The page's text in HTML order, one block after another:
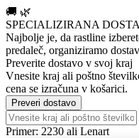
🚚 🌿
SPECIALIZIRANA
Najbolje je, da rastline
predaleč, organiziramo
Preverite dostavo v svoj kraj
Vnesite kraj ali poštno
cena se izračuna v košarici.
Preveri dostavo
Primer: 2230 ali Lenart